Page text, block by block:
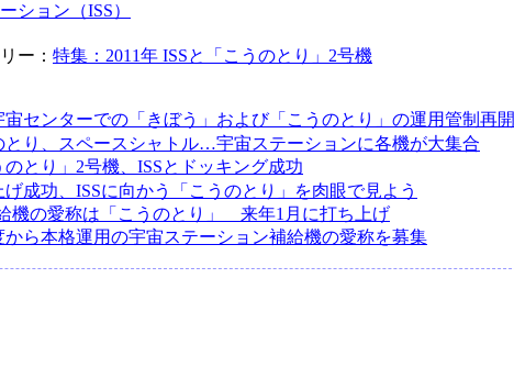
ション（ISS）
ー： 特集：2011年 ISSと「こうのとり」2号機
宙センターでの「きぼう」および「こうのとり」の運用管制再開
とり、スペースシャトル…宇宙ステーションに各機が大集合
のとり」2号機、ISSとドッキング成功
げ成功、ISSに向かう「こうのとり」を肉眼で見よう
機の愛称は「こうのとり」 来年1月に打ち上げ
から本格運用の宇宙ステーション補給機の愛称を募集